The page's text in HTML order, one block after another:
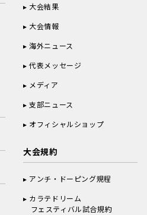
大会結果
大会情報
海外ニュース
代表メッセージ
メディア
支部ニュース
オフィシャルショップ
大会規約
アンチ・ドーピング規程
カラテドリーム
フェスティバル試合規約